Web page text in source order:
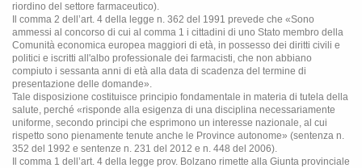
riordino del settore farmaceutico).
Il comma 2 dell’art. 4 della legge n. 362 del 1991 prevede che «Sono
ammessi al concorso di cui al comma 1 i cittadini di uno Stato membro della
Comunità economica europea maggiori di età, in possesso dei diritti civili e
politici e iscritti all'albo professionale dei farmacisti, che non abbiano
compiuto i sessanta anni di età alla data di scadenza del termine di
presentazione delle domande».
Tale disposizione costituisce principio fondamentale in materia di tutela della
salute, perché «risponde alla esigenza di una disciplina necessariamente
uniforme, secondo principi che esprimono un interesse nazionale, al cui
rispetto sono pienamente tenute anche le Province autonome» (sentenza n.
352 del 1992 e sentenze n. 231 del 2012 e n. 448 del 2006).
Il comma 1 dell’art. 4 della legge prov. Bolzano rimette alla Giunta provinciale